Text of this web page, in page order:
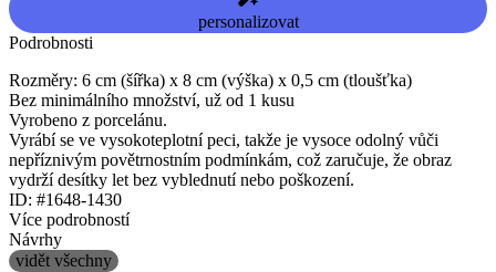
personalizovat
Podrobnosti
Rozměry: 6 cm (šířka) x 8 cm (výška) x 0,5 cm (tloušťka)
Bez minimálního množství, už od 1 kusu
Vyrobeno z porcelánu.
Vyrábí se ve vysokoteplotní peci, takže je vysoce odolný vůči
nepříznivým povětrnostním podmínkám, což zaručuje, že obraz
vydrží desítky let bez vyblednutí nebo poškození.
ID: #1648-1430
Více podrobností
Návrhy
vidět všechny